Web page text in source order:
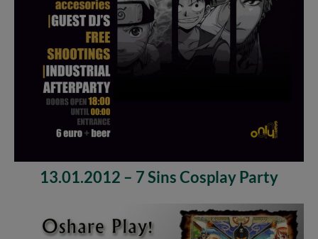
13.01.2012 – 7 Sins Cosplay Party